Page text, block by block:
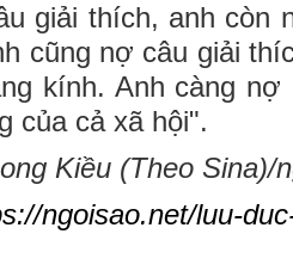
giải thích, anh
cũng nợ câu giải
kính. Anh càng
của cả xã hội".
Kiều (Theo Sina)/
ngoisao.net/luu-